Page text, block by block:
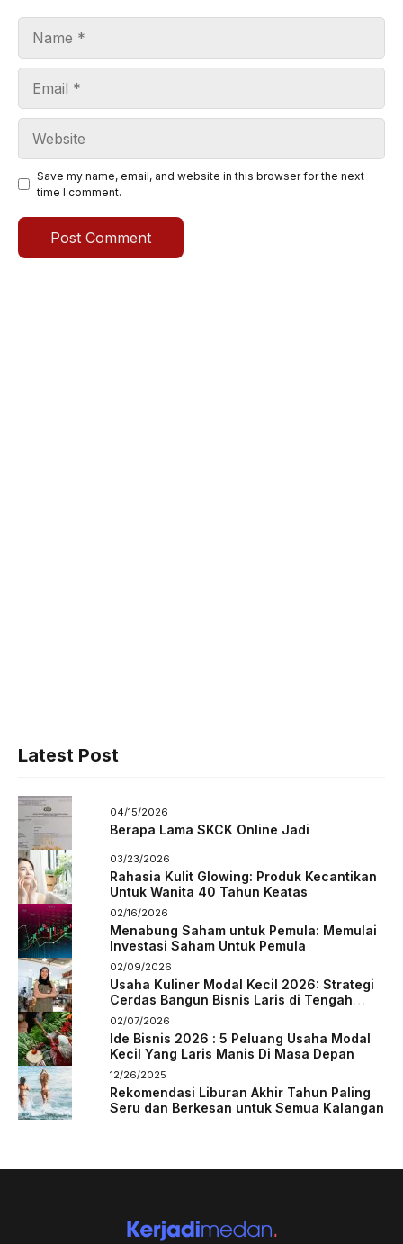
Save my name, email, and website in this browser for the next
time I comment.
Latest Post
04/15/2026
Berapa Lama SKCK Online Jadi
03/23/2026
Rahasia Kulit Glowing: Produk Kecantikan
Untuk Wanita 40 Tahun Keatas
02/16/2026
Menabung Saham untuk Pemula: Memulai
Investasi Saham Untuk Pemula
02/09/2026
Usaha Kuliner Modal Kecil 2026: Strategi
Cerdas Bangun Bisnis Laris di Tengah
Persaingan
02/07/2026
Ide Bisnis 2026 : 5 Peluang Usaha Modal
Kecil Yang Laris Manis Di Masa Depan
12/26/2025
Rekomendasi Liburan Akhir Tahun Paling
Seru dan Berkesan untuk Semua Kalangan